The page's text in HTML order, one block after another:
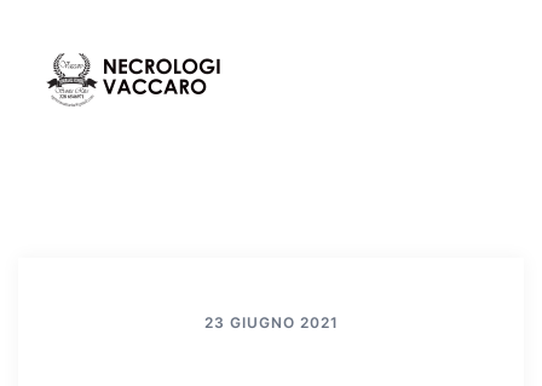
contenuto
23 GIUGNO 2021